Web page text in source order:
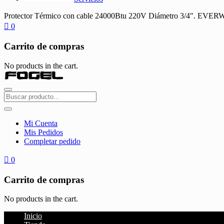
Protector Térmico con cable 24000Btu 220V Diámetro 3/4″.
0
Carrito de compras
No products in the cart.
Mi Cuenta
Mis Pedidos
Completar pedido
0
Carrito de compras
No products in the cart.
Inicio